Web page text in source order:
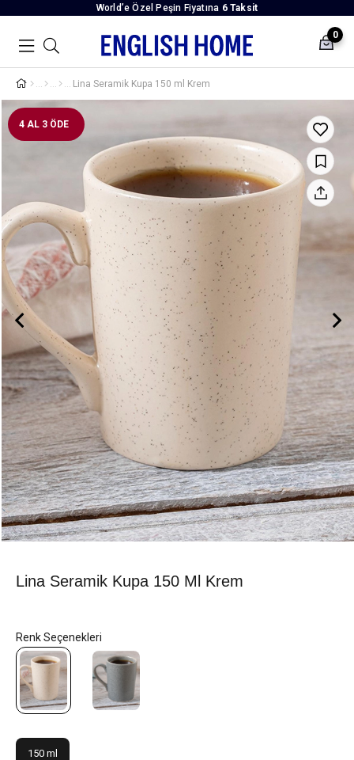
World’e Özel Peşin Fiyatına 6 Taksit
0
Lina Seramik Kupa 150 ml Krem
4 AL 3 ÖDE
Lina Seramik Kupa 150 Ml Krem
150 ml